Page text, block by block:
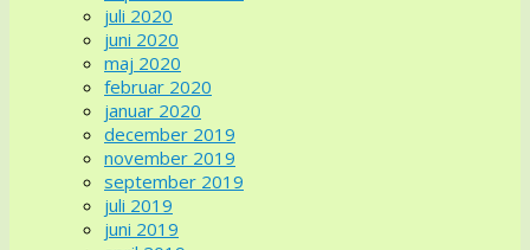
juli 2020
juni 2020
maj 2020
februar 2020
januar 2020
december 2019
november 2019
september 2019
juli 2019
juni 2019